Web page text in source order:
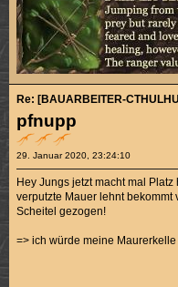
pfnupp
29. Januar 2020, 23:24:10
Re: [BAUARBEITER-
Hey Jungs jetzt macht mal
verputzte Mauer lehnt
Scheitel gezogen!
=> ich würde meine